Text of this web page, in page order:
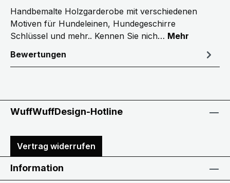
Handbemalte Holzgarderobe mit verschiedenen
Motiven für Hundeleinen, Hundegeschirre
Schlüssel und mehr.. Kennen Sie nich… Mehr
Bewertungen
WuffWuffDesign-Hotline
Vertrag widerrufen
Information